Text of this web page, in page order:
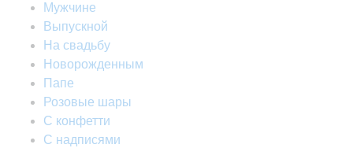
Мужчине
Выпускной
На свадьбу
Новорожденным
Папе
Розовые шары
С конфетти
С надписями